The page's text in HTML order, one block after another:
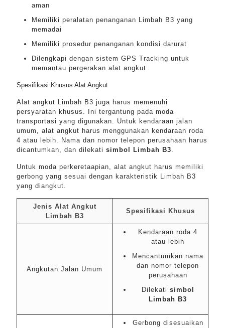
aman
Memiliki peralatan penanganan Limbah B3 yang
memadai
Memiliki prosedur penanganan kondisi darurat
Dilengkapi dengan sistem GPS Tracking untuk
memantau pergerakan alat angkut
Spesifikasi Khusus Alat Angkut
Alat angkut Limbah B3 juga harus memenuhi
persyaratan khusus. Ini tergantung pada moda
transportasi yang digunakan. Untuk kendaraan jalan
umum, alat angkut harus menggunakan kendaraan roda
4 atau lebih. Nama dan nomor telepon perusahaan harus
dicantumkan, dan dilekati simbol Limbah B3.
Untuk moda perkeretaapian, alat angkut harus memiliki
gerbong yang sesuai dengan karakteristik Limbah B3
yang diangkut.
Jenis Alat Angkut
Limbah B3
Spesifikasi Khusus
Angkutan Jalan Umum
Kendaraan roda 4
atau lebih
Mencantumkan nama
dan nomor telepon
perusahaan
Dilekati simbol
Limbah B3
Gerbong disesuaikan